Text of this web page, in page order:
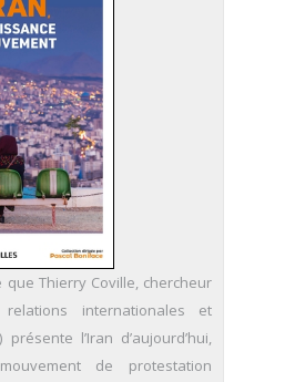
que Thierry Coville, chercheur
internationales et
l’Iran d’aujourd’hui,
de protestation